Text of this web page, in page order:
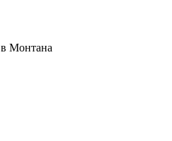
в Монтана